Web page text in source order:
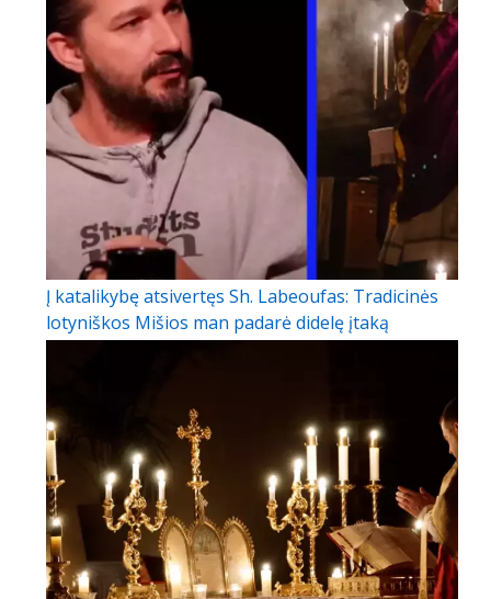
Į katalikybę atsivertęs Sh. Labeoufas: Tradicinės
lotyniškos Mišios man padarė didelę įtaką